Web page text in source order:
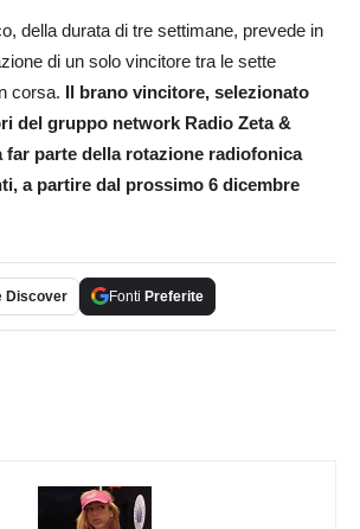
della durata di tre settimane, prevede in
di un solo vincitore tra le sette
corsa. Il brano vincitore, selezionato
del gruppo network Radio Zeta &
far parte della rotazione radiofonica
a partire dal prossimo 6 dicembre
Discover Fonti Preferite